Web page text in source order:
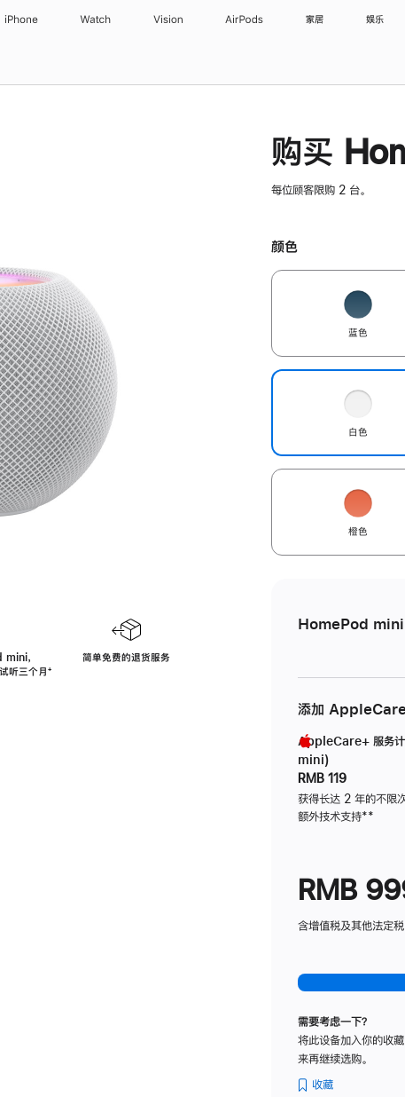
iPhone Watch Vision AirPods 家居 娱乐
，
听三个月脚
⁺
简单免费的退货服务
购买
每位顾客限购 2 台。
颜色
蓝色
白色
橙色
HomePod mini
添加
AppleCare+ 服务
mini)
RMB 119
获得长达 2 年的不限
额外技术支持脚
**
RMB
含增值税及其他法定
需要考虑一下？
将此设备加入你的收
来再继续选购。
收藏